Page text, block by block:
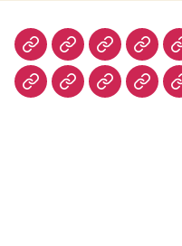
חנות בשר טבעוניסלטים
עוגיותעוף צמחונידגים